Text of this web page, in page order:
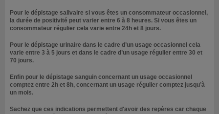
Pour le dépistage salivaire si vous êtes un consommateur occasionnel,
la durée de positivité peut varier entre 6 à 8 heures. Si vous êtes un
consommateur régulier cela varie entre 24h et 8 jours.
Pour le dépistage urinaire dans le cadre d’un usage occasionnel cela
varie entre 3 à 5 jours et dans le cadre d’un usage régulier entre 30 et
70 jours.
Enfin pour le dépistage sanguin concernant un usage occasionnel
comptez entre 2h et 8h, concernant un usage régulier comptez jusqu’à
un mois.
Sachez que ces indications permettent d'avoir des repères car chaque